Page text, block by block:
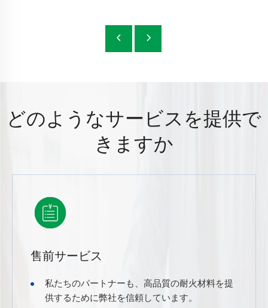
どのようなサービスを提供で
きますか
售前サービス
私たちのパートナーも、高品質の耐火材料を提
供するために弊社を信頼しています。